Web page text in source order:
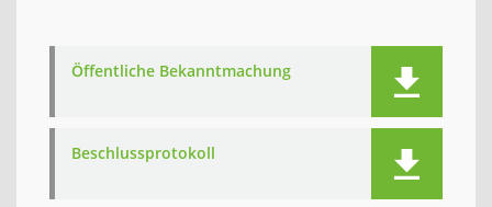
Öffentliche Bekanntmachung
Beschlussprotokoll